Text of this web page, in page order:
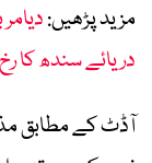
مزید پڑھیں:
دریائے سندھ کا
آڈٹ کے مطابق